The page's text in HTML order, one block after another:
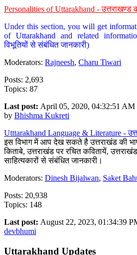
Personalities of Uttarakhand - उत्तराखण्ड
Under this section, you will get
of Uttarakhand and related
विभूतियों से संबंधित जानकारी)
Moderators: Rajneesh, Charu Tiwari
Posts: 2,693
Topics: 87
Last post: April 05, 2020, 04:32:51 AM
by Bhishma Kukreti
Utttarakhand Language & Literature -
इस विभाग में आप देख सकते है उत्तराखंड की
किताबे, उत्तराखंड पर रचित कवितायें,
साहित्यकारों से संबंधित जानकारी।
Moderators: Dinesh Bijalwan, Saket
Posts: 20,938
Topics: 148
Last post: August 22, 2023, 01:34:39
devbhumi
Uttarakhand Updates